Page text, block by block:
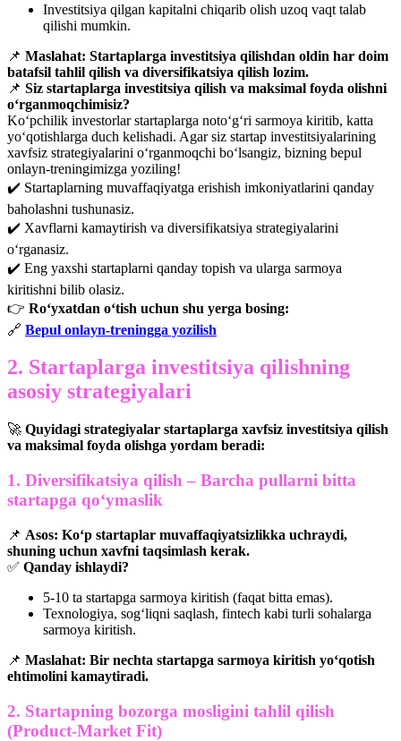
Investitsiya qilgan kapitalni chiqarib olish uzoq vaqt talab
qilishi mumkin.
📌 Maslahat: Startaplarga investitsiya qilishdan oldin har doim
batafsil tahlil qilish va diversifikatsiya qilish lozim.
📌 Siz startaplarga investitsiya qilish va maksimal foyda olishni
o‘rganmoqchimisiz?
Ko‘pchilik investorlar startaplarga noto‘g‘ri sarmoya kiritib, katta
yo‘qotishlarga duch kelishadi. Agar siz startap investitsiyalarining
xavfsiz strategiyalarini o‘rganmoqchi bo‘lsangiz, bizning bepul
onlayn-treningimizga yoziling!
✔️ Startaplarning muvaffaqiyatga erishish imkoniyatlarini qanday
baholashni tushunasiz.
✔️ Xavflarni kamaytirish va diversifikatsiya strategiyalarini
o‘rganasiz.
✔️ Eng yaxshi startaplarni qanday topish va ularga sarmoya
kiritishni bilib olasiz.
👉 Ro‘yxatdan o‘tish uchun shu yerga bosing:
🔗 Bepul onlayn-treningga yozilish
2. Startaplarga investitsiya qilishning
asosiy strategiyalari
🚀 Quyidagi strategiyalar startaplarga xavfsiz investitsiya qilish
va maksimal foyda olishga yordam beradi:
1. Diversifikatsiya qilish – Barcha pullarni bitta
startapga qo‘ymaslik
📌 Asos: Ko‘p startaplar muvaffaqiyatsizlikka uchraydi,
shuning uchun xavfni taqsimlash kerak.
✅ Qanday ishlaydi?
5-10 ta startapga sarmoya kiritish (faqat bitta emas).
Texnologiya, sog‘liqni saqlash, fintech kabi turli sohalarga
sarmoya kiritish.
📌 Maslahat: Bir nechta startapga sarmoya kiritish yo‘qotish
ehtimolini kamaytiradi.
2. Startapning bozorga mosligini tahlil qilish
(Product-Market Fit)